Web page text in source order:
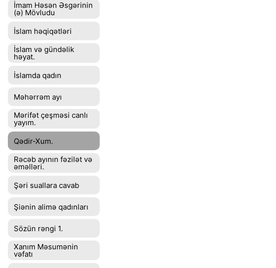
İmam Həsən Əsgərinin
(ə) Mövludu
İslam həqiqətləri
İslam və gündəlik
həyat.
İslamda qadın
Məhərrəm ayı
Mərifət çeşməsi canlı
yayım.
Qədir-Xum.
Rəcəb ayının fəzilət və
əməlləri.
Şəri suallara cavab
Şiənin alimə qadınları
Sözün rəngi 1.
Xanım Məsumənin
vəfatı